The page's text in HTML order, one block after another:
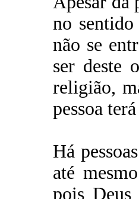
no
não se
ser deste
religião,
pessoa
Há
até
pois